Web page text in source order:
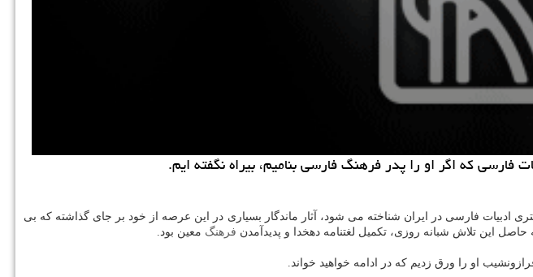
که اگر او را پدر فرهنگ فارسی بنامیم، بیراه نگفته ایم.
ادبیات فارسی در ایران شناخته می شود، آثار ماندگار بسیاری در این عرصه از خود بر جای گذاشته که بی
این تلاش شبانه روزی، تکمیل لغتنامه دهخدا و پدیدآمدن فرهنگ معین بود.
او را ورق زدیم که در ادامه خواهید خواند.